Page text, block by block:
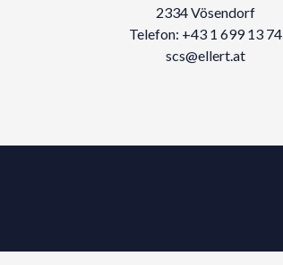
2334 Vösendorf
Telefon: +43 1 699 13 74
scs@ellert.at